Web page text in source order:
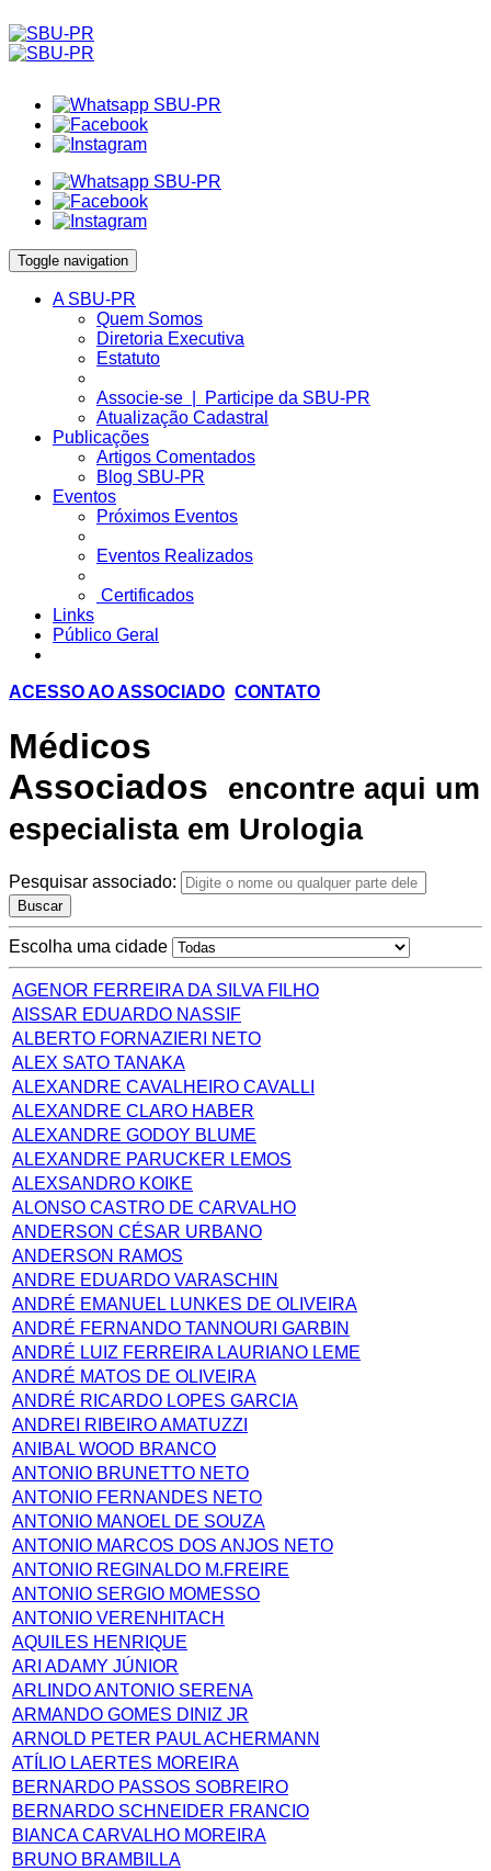
Toggle navigation
A SBU-PR
Quem Somos
Diretoria Executiva
Estatuto
Associe-se | Participe da SBU-PR
Atualização Cadastral
Publicações
Artigos Comentados
Blog SBU-PR
Eventos
Próximos Eventos
Eventos Realizados
Certificados
Links
Público Geral
ACESSO AO ASSOCIADO CONTATO
Médicos
Associados
encontre aqui um
especialista em Urologia
Pesquisar associado:
Buscar
Escolha uma cidade
AGENOR FERREIRA DA SILVA FILHO
AISSAR EDUARDO NASSIF
ALBERTO FORNAZIERI NETO
ALEX SATO TANAKA
ALEXANDRE CAVALHEIRO CAVALLI
ALEXANDRE CLARO HABER
ALEXANDRE GODOY BLUME
ALEXANDRE PARUCKER LEMOS
ALEXSANDRO KOIKE
ALONSO CASTRO DE CARVALHO
ANDERSON CÉSAR URBANO
ANDERSON RAMOS
ANDRE EDUARDO VARASCHIN
ANDRÉ EMANUEL LUNKES DE OLIVEIRA
ANDRÉ FERNANDO TANNOURI GARBIN
ANDRÉ LUIZ FERREIRA LAURIANO LEME
ANDRÉ MATOS DE OLIVEIRA
ANDRÉ RICARDO LOPES GARCIA
ANDREI RIBEIRO AMATUZZI
ANIBAL WOOD BRANCO
ANTONIO BRUNETTO NETO
ANTONIO FERNANDES NETO
ANTONIO MANOEL DE SOUZA
ANTONIO MARCOS DOS ANJOS NETO
ANTONIO REGINALDO M.FREIRE
ANTONIO SERGIO MOMESSO
ANTONIO VERENHITACH
AQUILES HENRIQUE
ARI ADAMY JÚNIOR
ARLINDO ANTONIO SERENA
ARMANDO GOMES DINIZ JR
ARNOLD PETER PAUL ACHERMANN
ATÍLIO LAERTES MOREIRA
BERNARDO PASSOS SOBREIRO
BERNARDO SCHNEIDER FRANCIO
BIANCA CARVALHO MOREIRA
BRUNO BRAMBILLA